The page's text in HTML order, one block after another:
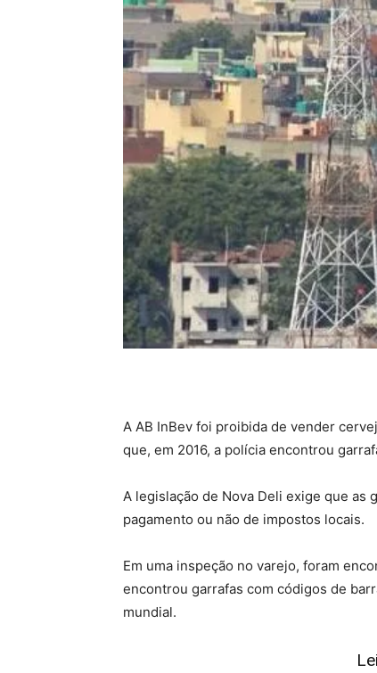
A AB InBev foi proibida de vender
que, em 2016, a polícia encontrou
A legislação de Nova Deli exige que as
pagamento ou não de impostos locais.
Em uma inspeção no varejo, foram
encontrou garrafas com códigos de
mundial.